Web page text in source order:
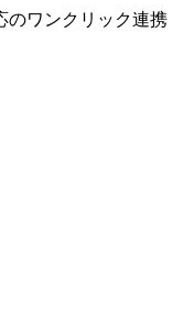
のワンクリック連携